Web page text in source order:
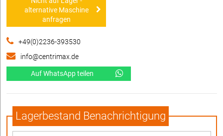
alternative Maschine
anfragen
+49(0)2236-393530
info@centrimax.de
Auf WhatsApp teilen
Lagerbestand Benachrichtigung